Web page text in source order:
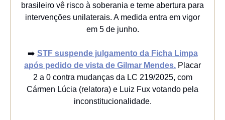
brasileiro vê risco à soberania e teme abertura para
intervenções unilaterais. A medida entra em vigor
em 5 de junho.
➡️ STF suspende julgamento da Ficha Limpa
após pedido de vista de Gilmar Mendes. Placar
2 a 0 contra mudanças da LC 219/2025, com
Cármen Lúcia (relatora) e Luiz Fux votando pela
inconstitucionalidade.